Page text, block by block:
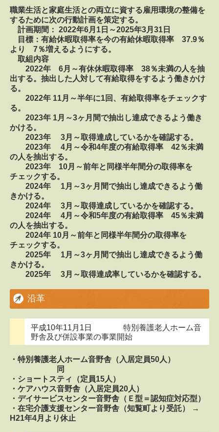
職業生活と家庭生活との両立に資する雇用環境の整備を
するために次の行動計画を策定する。
計画期間： 2022年6月1日～2025年3月31日
目標：有給休暇取得率を今の有給休暇取得率 37.9％
より 7％増えるようにする。
取組内容
2022年 6月～有休休暇取得率 38％未満の人を抽
出する。抽出した人対して有給取得をするよう働きかけ
る。
2022年 11月～半年に1回、有給取得率をチェックす
る。
2023年 1月～3ヶ月間で抽出し達成できるよう働き
かける。
2023年 3月～取得達成しているかを確認する。
2023年 4月～令和4年度の有給取得率 42％未満
の人を抽出する。
2023年 10月～前年と同様半年間分の取得率を
チェックする。
2024年 1月～3ヶ月間で抽出し達成できるよう働
きかける。
2024年 3月～取得達成しているかを確認する。
2024年 4月～令和5年度の有給取得率 45％未満
の人を抽出する。
2024年 10月～前年と同様半年間分の取得率を
チェックする。
2025年 1月～3ヶ月間で抽出し達成できるよう働
きかける。
2025年 3月～取得達成率しているかを確認する。
沿革
平成10年11月1日 特別養護老人ホーム音
野舎及び併設事業の事業開始
・特別養護老人ホーム音野舎（入居定員50人）
同
・ショートスティ（定員15人）
・ケアハウス音野舎（入居定員20人）
・デイサービスセンター音野舎（Ｅ型＝認知症対応型）
・在宅介護支援センター音野舎（知覧町より受託） →
H21年4月より休止